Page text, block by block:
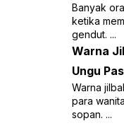
Banyak
ketika
gendut. ...
Warna
Ungu
Warna
para
sopan. ...